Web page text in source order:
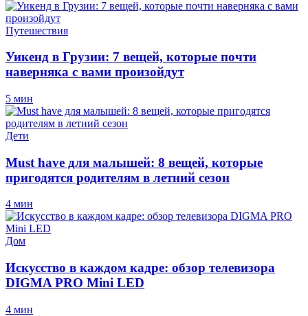
Путешествия
Уикенд в Грузии: 7 вещей, которые почти
наверняка с вами произойдут
5 мин
Дети
Must have для малышей: 8 вещей, которые
пригодятся родителям в летний сезон
4 мин
Дом
Искусство в каждом кадре: обзор телевизора
DIGMA PRO Mini LED
4 мин